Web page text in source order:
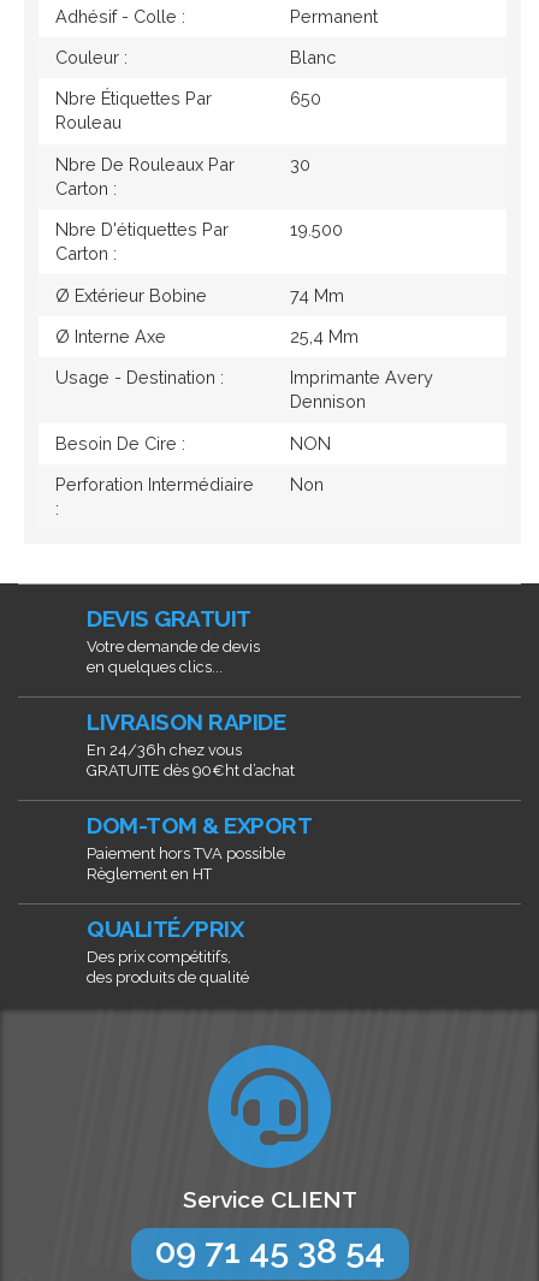
Adhésif - Colle : Permanent
Couleur : Blanc
Nbre Étiquettes Par
Rouleau
650
Nbre De Rouleaux Par
Carton :
30
Nbre D'étiquettes Par
Carton :
19.500
Ø Extérieur Bobine 74 Mm
Ø Interne Axe 25,4 Mm
Usage - Destination :
Imprimante Avery
Dennison
Besoin De Cire : NON
Perforation Intermédiaire
:
Non
DEVIS GRATUIT
Votre demande de devis
en quelques clics...
LIVRAISON RAPIDE
En 24/36h chez vous
GRATUITE dès 90€ht d’achat
DOM-TOM & EXPORT
Paiement hors TVA possible
Règlement en HT
QUALITÉ/PRIX
Des prix compétitifs,
des produits de qualité
Service CLIENT
09 71 45 38 54